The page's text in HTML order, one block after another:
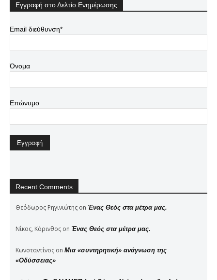
Εγγραφή στο Δελτίο Ενημέρωσης
Email διεύθυνση*
Όνομα
Επώνυμο
Recent Comments
Θεόδωρος Ρηγινιώτης on Ένας Θεός στα μέτρα μας.
Νίκος, Κόρινθος on Ένας Θεός στα μέτρα μας.
Κωνσταντίνος on Μια «συντηρητική» ανάγνωση της
«Οδύσσειας»